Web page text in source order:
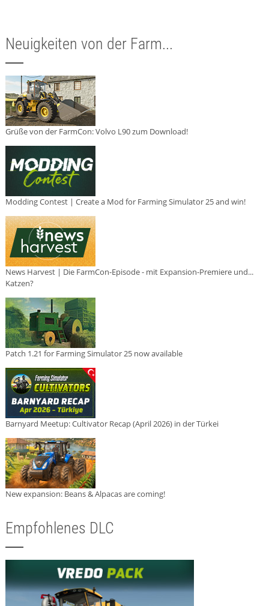
Neuigkeiten von der Farm...
Grüße von der FarmCon: Volvo L90 zum Download!
Modding Contest | Create a Mod for Farming Simulator 25 and win!
News Harvest | Die FarmCon-Episode - mit Expansion-Premiere und...
Katzen?
Patch 1.21 for Farming Simulator 25 now available
Barnyard Meetup: Cultivator Recap (April 2026) in der Türkei
New expansion: Beans & Alpacas are coming!
Empfohlenes DLC